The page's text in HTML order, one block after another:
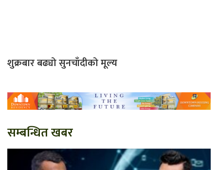
शुक्रबार बढ्यो सुनचाँदीको मूल्य
सम्बन्धित खबर